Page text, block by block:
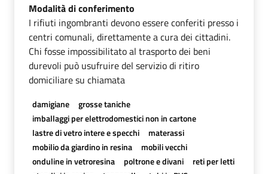
Modalità di conferimento
I rifiuti ingombranti devono essere conferiti presso i
centri comunali, direttamente a cura dei cittadini.
Chi fosse impossibilitato al trasporto dei beni
durevoli può usufruire del servizio di ritiro
domiciliare su chiamata
damigiane
grosse taniche
imballaggi per elettrodomestici non in cartone
lastre di vetro intere e specchi
materassi
mobilio da giardino in resina
mobili vecchi
onduline in vetroresina
poltrone e divani
reti per letti